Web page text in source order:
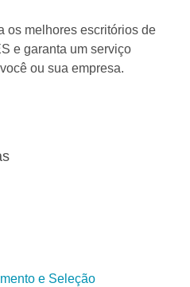
os melhores escritórios de
e garanta um serviço
ou sua empresa.
e Seleção